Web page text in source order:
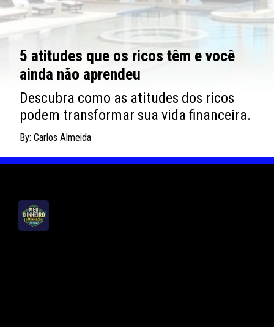
5 atitudes que os ricos têm e você
ainda não aprendeu
Descubra como as atitudes dos ricos
podem transformar sua vida financeira.
By: Carlos Almeida